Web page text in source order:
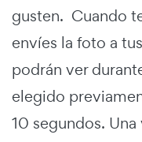
gusten. Cuando
envíes la foto a
podrán ver
elegido
10 segundos.